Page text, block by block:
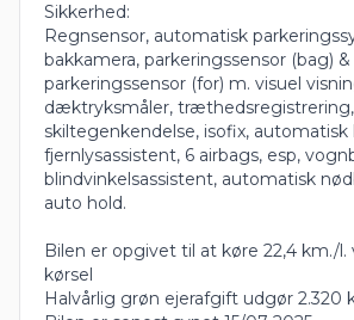
Sikkerhed:
Regnsensor, automatisk
bakkamera, parkeringssensor (bag) &
parkeringssensor (for) m. visuel
dæktryksmåler, træthedsregistrering,
skiltegenkendelse, isofix, automatisk
fjernlysassistent, 6 airbags, esp,
blindvinkelsassistent, automatisk
auto hold.
Bilen er opgivet til at køre 22,4 km./
kørsel
Halvårlig grøn ejerafgift udgør 2.320